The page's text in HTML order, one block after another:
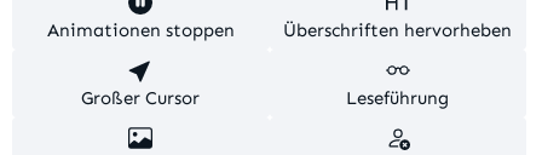
Animationen stoppen Überschriften hervorheben
Großer Cursor Leseführung
Diese Website verwendet Cookies, um eine bestmögliche
Erfahrung bieten zu können.
Nur technisch notwendige
Konfigurieren